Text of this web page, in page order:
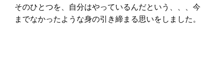
そのひとつを、自分はやっているんだという、、、今
までなかったような身の引き締まる思いをしました。